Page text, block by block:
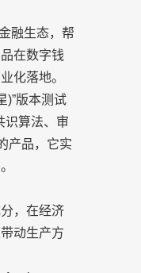
融生态，帮
在数字钱
化落地。
)”版本测试
识算法、审
产品，它实
，在经济
动生产方